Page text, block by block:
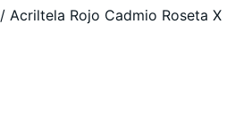
/ Acriltela Rojo Cadmio Roseta X